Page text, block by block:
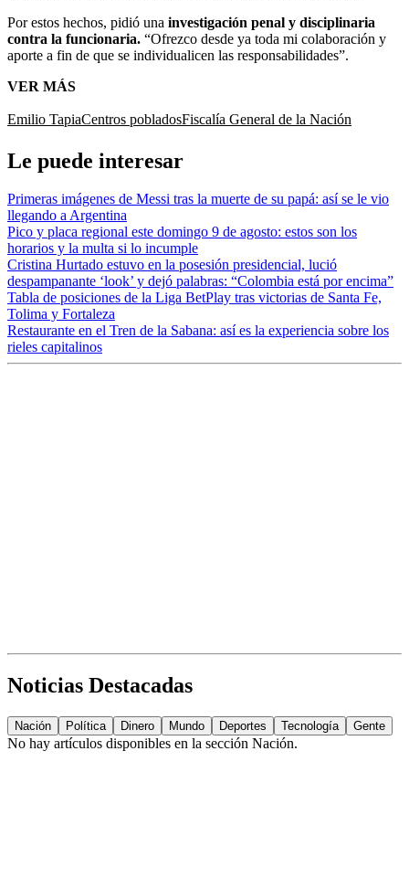
Por estos hechos, pidió una investigación penal y disciplinaria
contra la funcionaria. “Ofrezco desde ya toda mi colaboración y
aporte a fin de que se individualicen las responsabilidades”.
VER MÁS
Emilio TapiaCentros pobladosFiscalía General de la Nación
Le puede interesar
Primeras imágenes de Messi tras la muerte de su papá: así se le vio
llegando a Argentina
Pico y placa regional este domingo 9 de agosto: estos son los
horarios y la multa si lo incumple
Cristina Hurtado estuvo en la posesión presidencial, lució
despampanante ‘look’ y dejó palabras: “Colombia está por encima”
Tabla de posiciones de la Liga BetPlay tras victorias de Santa Fe,
Tolima y Fortaleza
Restaurante en el Tren de la Sabana: así es la experiencia sobre los
rieles capitalinos
Noticias Destacadas
Nación Política Dinero Mundo Deportes Tecnología Gente
No hay artículos disponibles en la sección Nación.